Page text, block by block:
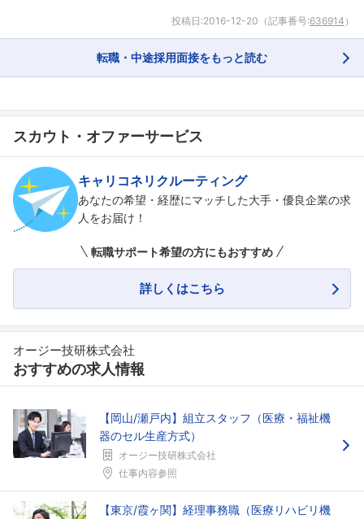
投稿日:2016-12-20 （記事番号:636914 ）
転職・中途採用面接をもっと読む
スカウト・オファーサービス
キャリコネリクルーティング
あなたの希望・経歴にマッチした大手・優良企業の求
人をお届け！
転職サポート希望の方にもおすすめ
詳しくはこちら
オージー技研株式会社
おすすめの求人情報
【岡山/瀬戸内】組立スタッフ（医療・福祉機
器のセル生産方式）
オージー技研株式会社
仕事内容参照
【東京/霞ヶ関】経理事務職（医療リハビリ機